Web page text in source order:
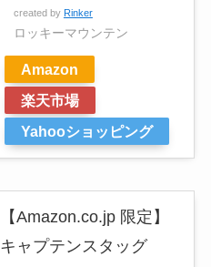
created by Rinker
ロッキーマウンテン
Amazon
楽天市場
Yahooショッピング
【Amazon.co.jp 限定】
キャプテンスタッグ